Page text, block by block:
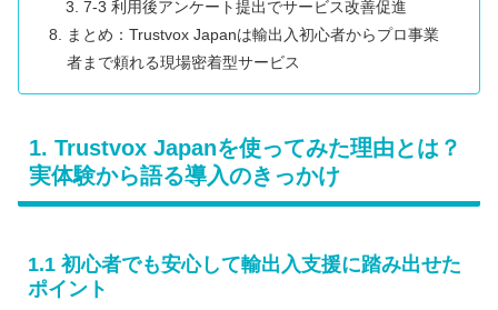
7-3 利用後アンケート提出でサービス改善促進
まとめ：Trustvox Japanは輸出入初心者からプロ事業
者まで頼れる現場密着型サービス
1. Trustvox Japanを使ってみた理由とは？
実体験から語る導入のきっかけ
1.1 初心者でも安心して輸出入支援に踏み出せた
ポイント